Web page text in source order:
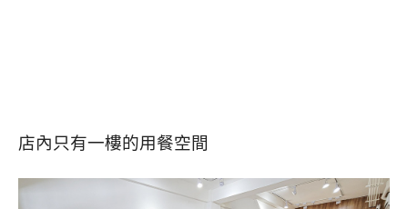
店內只有一樓的用餐空間